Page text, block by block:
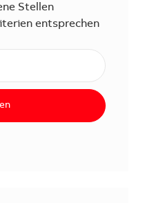
Stellen
entsprechen